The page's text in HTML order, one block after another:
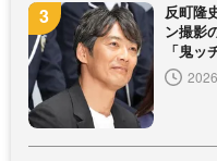
反町隆
ン撮影
「鬼ッ